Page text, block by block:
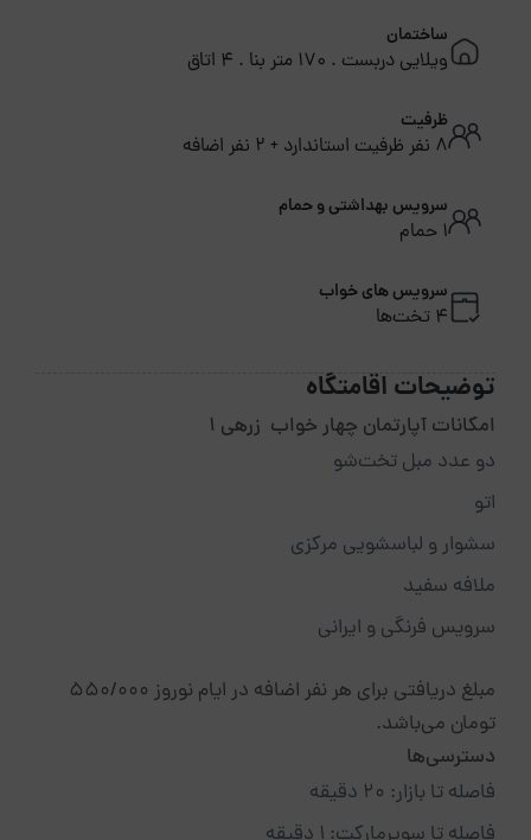
ساختمان
ویلایی دربست . 170 متر بنا . 4 اتاق
ظرفیت
8 نفر ظرفیت استاندارد + 2 نفر اضافه
سرویس بهداشتی و حمام
1 حمام
سرویس های خواب
4 تخت‌ها
توضیحات اقامتگاه
امکانات آپارتمان چهار خواب زرهی 1
دو عدد مبل تخت‌شو
اتو
سشوار و لباسشویی مرکزی
ملافه سفید
سرویس فرنگی و ایرانی
مبلغ دریافتی برای هر نفر اضافه در ایام نوروز ۵۵۰/۰۰۰
تومان می‌باشد.
دسترسی‌ها
فاصله تا بازار: ۲۰ دقیقه